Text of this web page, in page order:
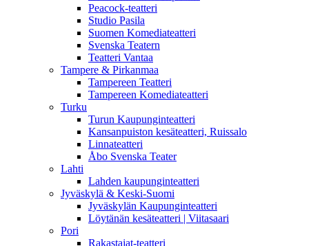
Peacock-teatteri
Studio Pasila
Suomen Komediateatteri
Svenska Teatern
Teatteri Vantaa
Tampere & Pirkanmaa
Tampereen Teatteri
Tampereen Komediateatteri
Turku
Turun Kaupunginteatteri
Kansanpuiston kesäteatteri, Ruissalo
Linnateatteri
Åbo Svenska Teater
Lahti
Lahden kaupunginteatteri
Jyväskylä & Keski-Suomi
Jyväskylän Kaupunginteatteri
Löytänän kesäteatteri | Viitasaari
Pori
Rakastajat-teatteri